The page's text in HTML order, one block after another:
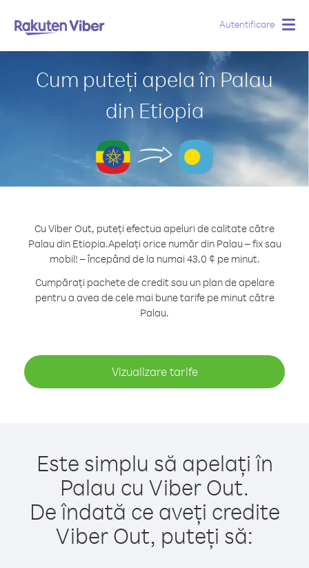
Autentificare
Cum puteți apela în Palau
din Etiopia
Cu Viber Out, puteți efectua apeluri de calitate către
Palau din Etiopia.Apelați orice număr din Palau – fix sau
mobil! – începând de la numai 43.0 ¢ pe minut.
Cumpărați pachete de credit sau un plan de apelare
pentru a avea de cele mai bune tarife pe minut către
Palau.
Vizualizare tarife
Este simplu să apelați în
Palau cu Viber Out.
De îndată ce aveți credite
Viber Out, puteți să: